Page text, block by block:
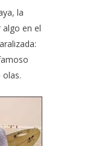
la
en el